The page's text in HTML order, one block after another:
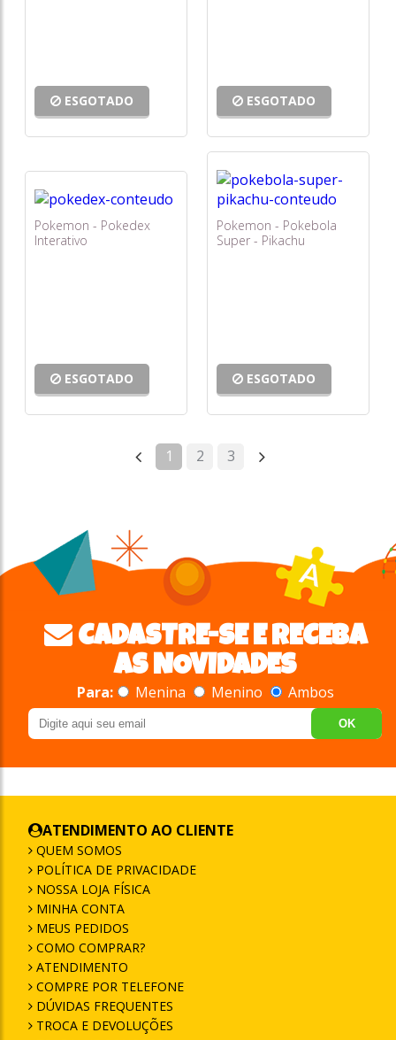
ESGOTADO ESGOTADO
Pokemon - Pokedex
Interativo
ESGOTADO
Pokemon - Pokebola
Super - Pikachu
ESGOTADO
1 2 3
CADASTRE-SE E RECEBA
AS NOVIDADES
Para: Menina Menino Ambos
OK
ATENDIMENTO AO CLIENTE
QUEM SOMOS
POLÍTICA DE PRIVACIDADE
NOSSA LOJA FÍSICA
MINHA CONTA
MEUS PEDIDOS
COMO COMPRAR?
ATENDIMENTO
COMPRE POR TELEFONE
DÚVIDAS FREQUENTES
TROCA E DEVOLUÇÕES